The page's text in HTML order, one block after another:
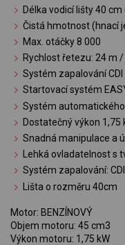
Délka vodicí lišty 40 cm
Čistá hmotnost (hnací
Max. otáčky 8 000
Rychlost řetezu: 24 m /
Systém zapalování CDI
Startovací systém
Systém
Dostatečný výkon 1,75
Snadná manipulace a
Lehká ovladatelnost s
Systém zapalování: CDI
Lišta o rozměru 40cm
Motor: BENZÍNOVÝ
Objem motoru: 45 cm3
Výkon motoru: 1,75 kW